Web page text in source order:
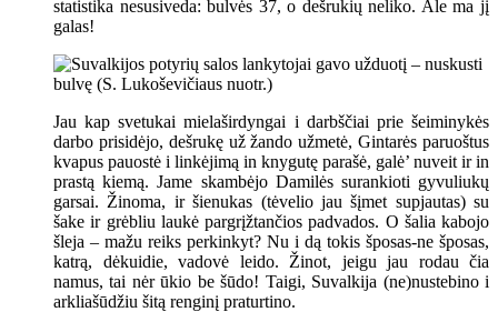
statistika nesusiveda: bulvės 37, o dešrukių neliko. Ale ma jį
galas!
Jau kap svetukai mielaširdyngai i darbščiai prie šeiminykės
darbo prisidėjo, dešrukę už žando užmetė, Gintarės paruoštus
kvapus pauostė i linkėjimą in knygutę parašė, galė’ nuveit ir in
prastą kiemą. Jame skambėjo Damilės surankioti gyvuliukų
garsai. Žinoma, ir šienukas (tėvelio jau šįmet supjautas) su
šake ir grėbliu laukė pargrįžtančios padvados. O šalia kabojo
šleja – mažu reiks perkinkyt? Nu i dą tokis šposas-ne šposas,
katrą, dėkuidie, vadovė leido. Žinot, jeigu jau rodau čia
namus, tai nėr ūkio be šūdo! Taigi, Suvalkija (ne)nustebino i
arkliašūdžiu šitą renginį praturtino.